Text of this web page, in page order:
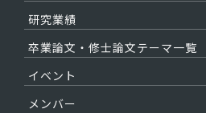
研究業績
卒業論文・修士論文テーマ一覧
イベント
メンバー